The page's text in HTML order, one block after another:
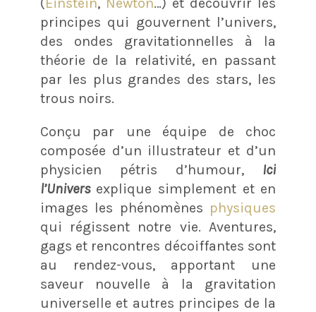
principes qui gouvernent l’univers,
des ondes gravitationnelles à la
théorie de la relativité, en passant
par les plus grandes des stars, les
trous noirs.
Conçu par une équipe de choc
composée d’un illustrateur et d’un
physicien pétris d’humour, Ici
l’Universexplique simplement et en
images les phénomènes physiques
qui régissent notre vie. Aventures,
gags et rencontres décoiffantes sont
au rendez-vous, apportant une
saveur nouvelle à la gravitation
universelle et autres principes de la